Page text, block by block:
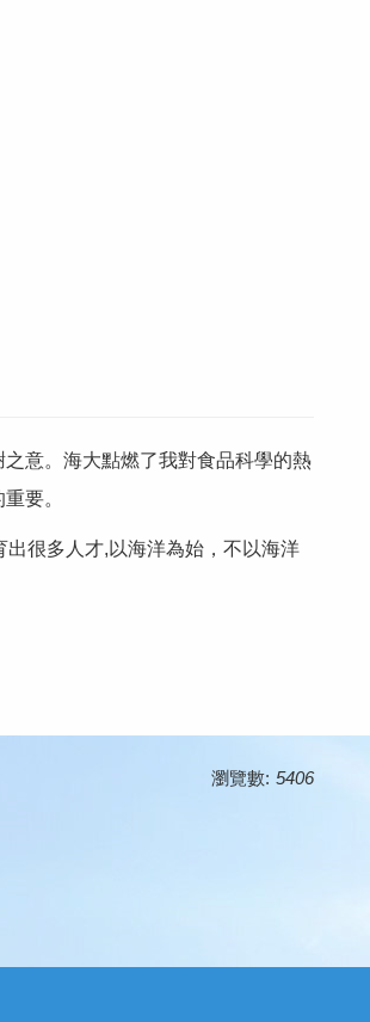
意。海大點燃了我對食品科學的熱
要。
很多人才,以海洋為始，不以海洋
瀏覽數: 5406